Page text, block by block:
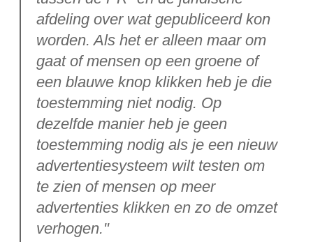
afdeling over wat gepubliceerd kon
worden. Als het er alleen maar om
gaat of mensen op een groene of
een blauwe knop klikken heb je die
toestemming niet nodig. Op
dezelfde manier heb je geen
toestemming nodig als je een nieuw
advertentiesysteem wilt testen om
te zien of mensen op meer
advertenties klikken en zo de omzet
verhogen."